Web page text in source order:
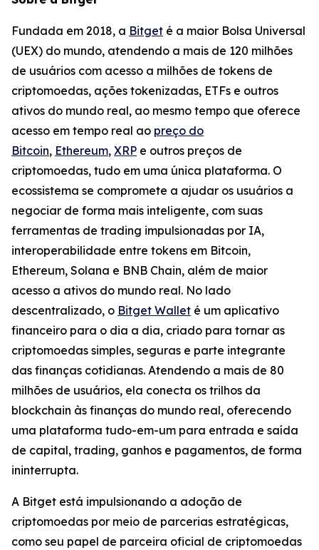
Fundada em 2018, a Bitget é a maior Bolsa Universal
(UEX) do mundo, atendendo a mais de 120 milhões
de usuários com acesso a milhões de tokens de
criptomoedas, ações tokenizadas, ETFs e outros
ativos do mundo real, ao mesmo tempo que oferece
acesso em tempo real ao preço do
Bitcoin, Ethereum, XRP e outros preços de
criptomoedas, tudo em uma única plataforma. O
ecossistema se compromete a ajudar os usuários a
negociar de forma mais inteligente, com suas
ferramentas de trading impulsionadas por IA,
interoperabilidade entre tokens em Bitcoin,
Ethereum, Solana e BNB Chain, além de maior
acesso a ativos do mundo real. No lado
descentralizado, o Bitget Wallet é um aplicativo
financeiro para o dia a dia, criado para tornar as
criptomoedas simples, seguras e parte integrante
das finanças cotidianas. Atendendo a mais de 80
milhões de usuários, ela conecta os trilhos da
blockchain às finanças do mundo real, oferecendo
uma plataforma tudo-em-um para entrada e saída
de capital, trading, ganhos e pagamentos, de forma
ininterrupta.
A Bitget está impulsionando a adoção de
criptomoedas por meio de parcerias estratégicas,
como seu papel de parceira oficial de criptomoedas